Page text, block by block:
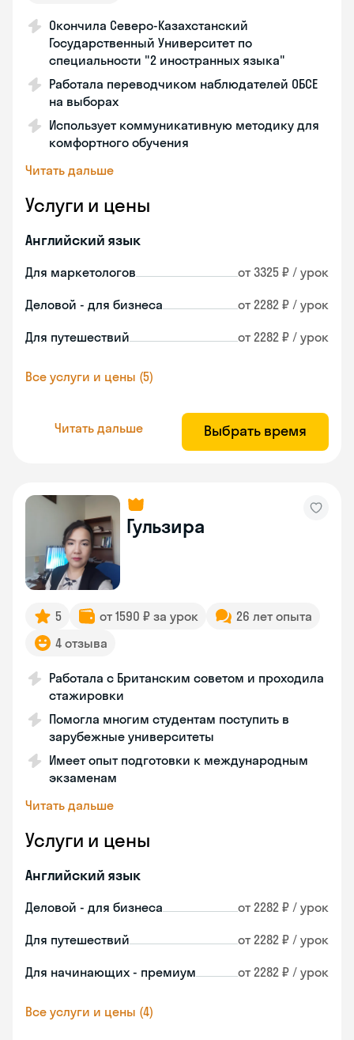
Окончила Северо-Казахстанский
Государственный Университет по
специальности "2 иностранных языка"
Работала переводчиком наблюдателей ОБСЕ
на выборах
Использует коммуникативную методику для
комфортного обучения
Читать дальше
Услуги и цены
Английский язык
Для маркетологов от 3325 ₽ / урок
Деловой - для бизнеса от 2282 ₽ / урок
Для путешествий от 2282 ₽ / урок
Все услуги и цены (5)
Читать дальше Выбрать время
Гульзира
5 от 1590 ₽ за урок
26 лет опыта
4 отзыва
Работала с Британским советом и проходила
стажировки
Помогла многим студентам поступить в
зарубежные университеты
Имеет опыт подготовки к международным
экзаменам
Читать дальше
Услуги и цены
Английский язык
Деловой - для бизнеса от 2282 ₽ / урок
Для путешествий от 2282 ₽ / урок
Для начинающих - премиум от 2282 ₽ / урок
Все услуги и цены (4)